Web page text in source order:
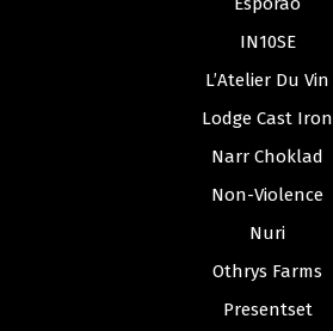
IN10SE
L’Atelier Du Vin
Lodge Cast Iron
Narr Choklad
Non-Violence
Nuri
Othrys Farms
Presentset